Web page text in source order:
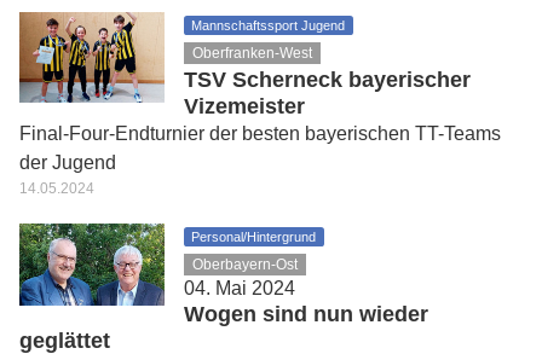
Mannschaftssport Jugend
Oberfranken-West
TSV Scherneck bayerischer
Vizemeister
Final-Four-Endturnier der besten bayerischen TT-Teams
der Jugend
14.05.2024
Personal/Hintergrund
Oberbayern-Ost
04. Mai 2024
Wogen sind nun wieder
geglättet